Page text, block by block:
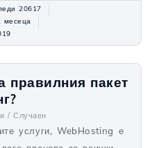
20617
месеца
правилния пакет
/ Случаен
услуги, WebHosting е